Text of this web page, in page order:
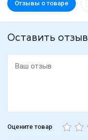
Отзывы о товаре
Оставить отзыв
Оцените товар